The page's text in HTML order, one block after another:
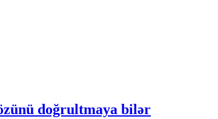
doğrultmaya bilər